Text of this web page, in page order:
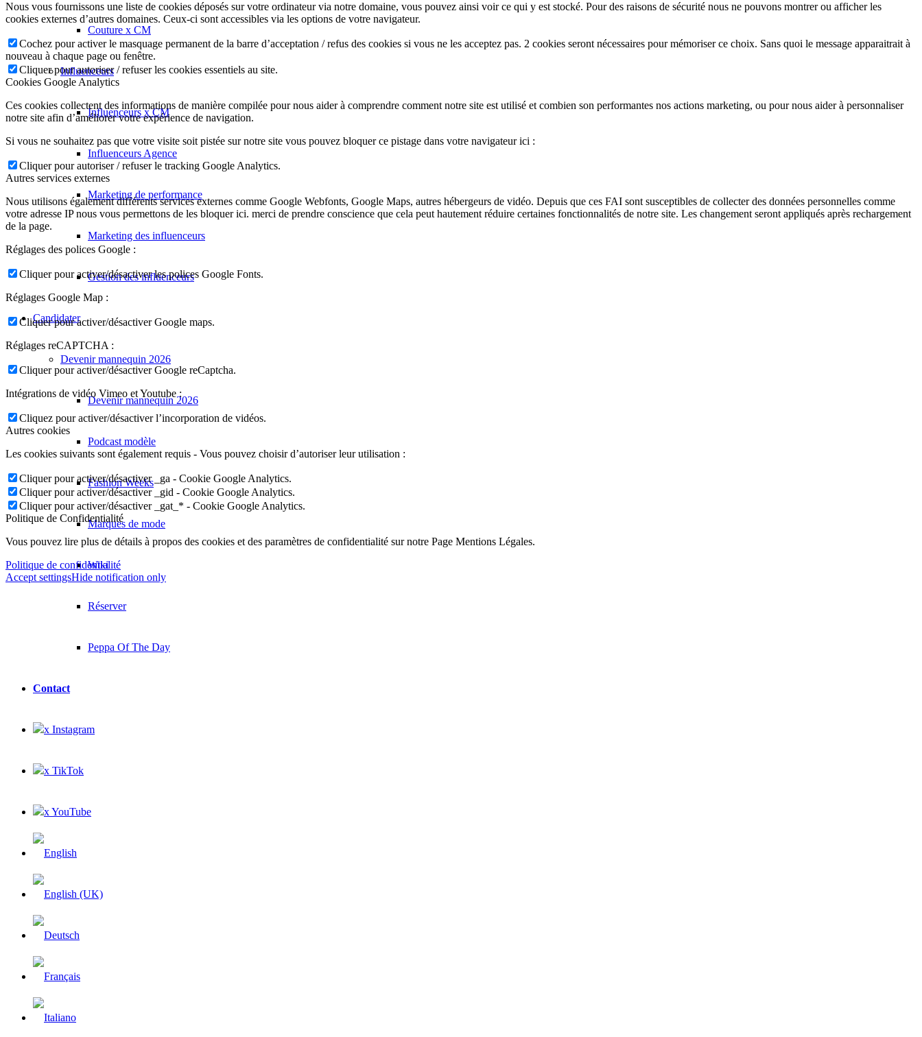
Couture x CM
Influenceurs
Influenceurs x CM
Influenceurs Agence
Marketing de performance
Marketing des influenceurs
Gestion des influenceurs
Candidater
Devenir mannequin 2026
Devenir mannequin 2026
Podcast modèle
Fashion Weeks
Marques de mode
Wiki
Réserver
Peppa Of The Day
Contact
x Instagram
x TikTok
x YouTube
Nous vous fournissons une liste de cookies déposés sur votre ordinateur via notre domaine, vous pouvez ainsi voir ce qui y est stocké. Pour des raisons de sécurité nous ne pouvons montrer ou afficher les
cookies externes d’autres domaines. Ceux-ci sont accessibles via les options de votre navigateur.
Cochez pour activer le masquage permanent de la barre d’acceptation / refus des cookies si vous ne les acceptez pas. 2 cookies seront nécessaires pour mémoriser ce choix. Sans quoi le message apparaitrait à
nouveau à chaque page ou fenêtre.
Cliquer pour autoriser / refuser les cookies essentiels au site.
Cookies Google Analytics
Ces cookies collectent des informations de manière compilée pour nous aider à comprendre comment notre site est utilisé et combien son performantes nos actions marketing, ou pour nous aider à personnaliser
notre site afin d’améliorer votre expérience de navigation.
Si vous ne souhaitez pas que votre visite soit pistée sur notre site vous pouvez bloquer ce pistage dans votre navigateur ici :
Cliquer pour autoriser / refuser le tracking Google Analytics.
Autres services externes
Nous utilisons également différents services externes comme Google Webfonts, Google Maps, autres hébergeurs de vidéo. Depuis que ces FAI sont susceptibles de collecter des données personnelles comme
votre adresse IP nous vous permettons de les bloquer ici. merci de prendre conscience que cela peut hautement réduire certaines fonctionnalités de notre site. Les changement seront appliqués après rechargement
de la page.
Réglages des polices Google :
Cliquer pour activer/désactiver les polices Google Fonts.
Réglages Google Map :
Cliquer pour activer/désactiver Google maps.
Réglages reCAPTCHA :
Cliquer pour activer/désactiver Google reCaptcha.
Intégrations de vidéo Vimeo et Youtube :
Cliquez pour activer/désactiver l’incorporation de vidéos.
Autres cookies
Les cookies suivants sont également requis - Vous pouvez choisir d’autoriser leur utilisation :
Cliquer pour activer/désactiver _ga - Cookie Google Analytics.
Cliquer pour activer/désactiver _gid - Cookie Google Analytics.
Cliquer pour activer/désactiver _gat_* - Cookie Google Analytics.
Politique de Confidentialité
Vous pouvez lire plus de détails à propos des cookies et des paramètres de confidentialité sur notre Page Mentions Légales.
Politique de confidentialité
Accept settingsHide notification only